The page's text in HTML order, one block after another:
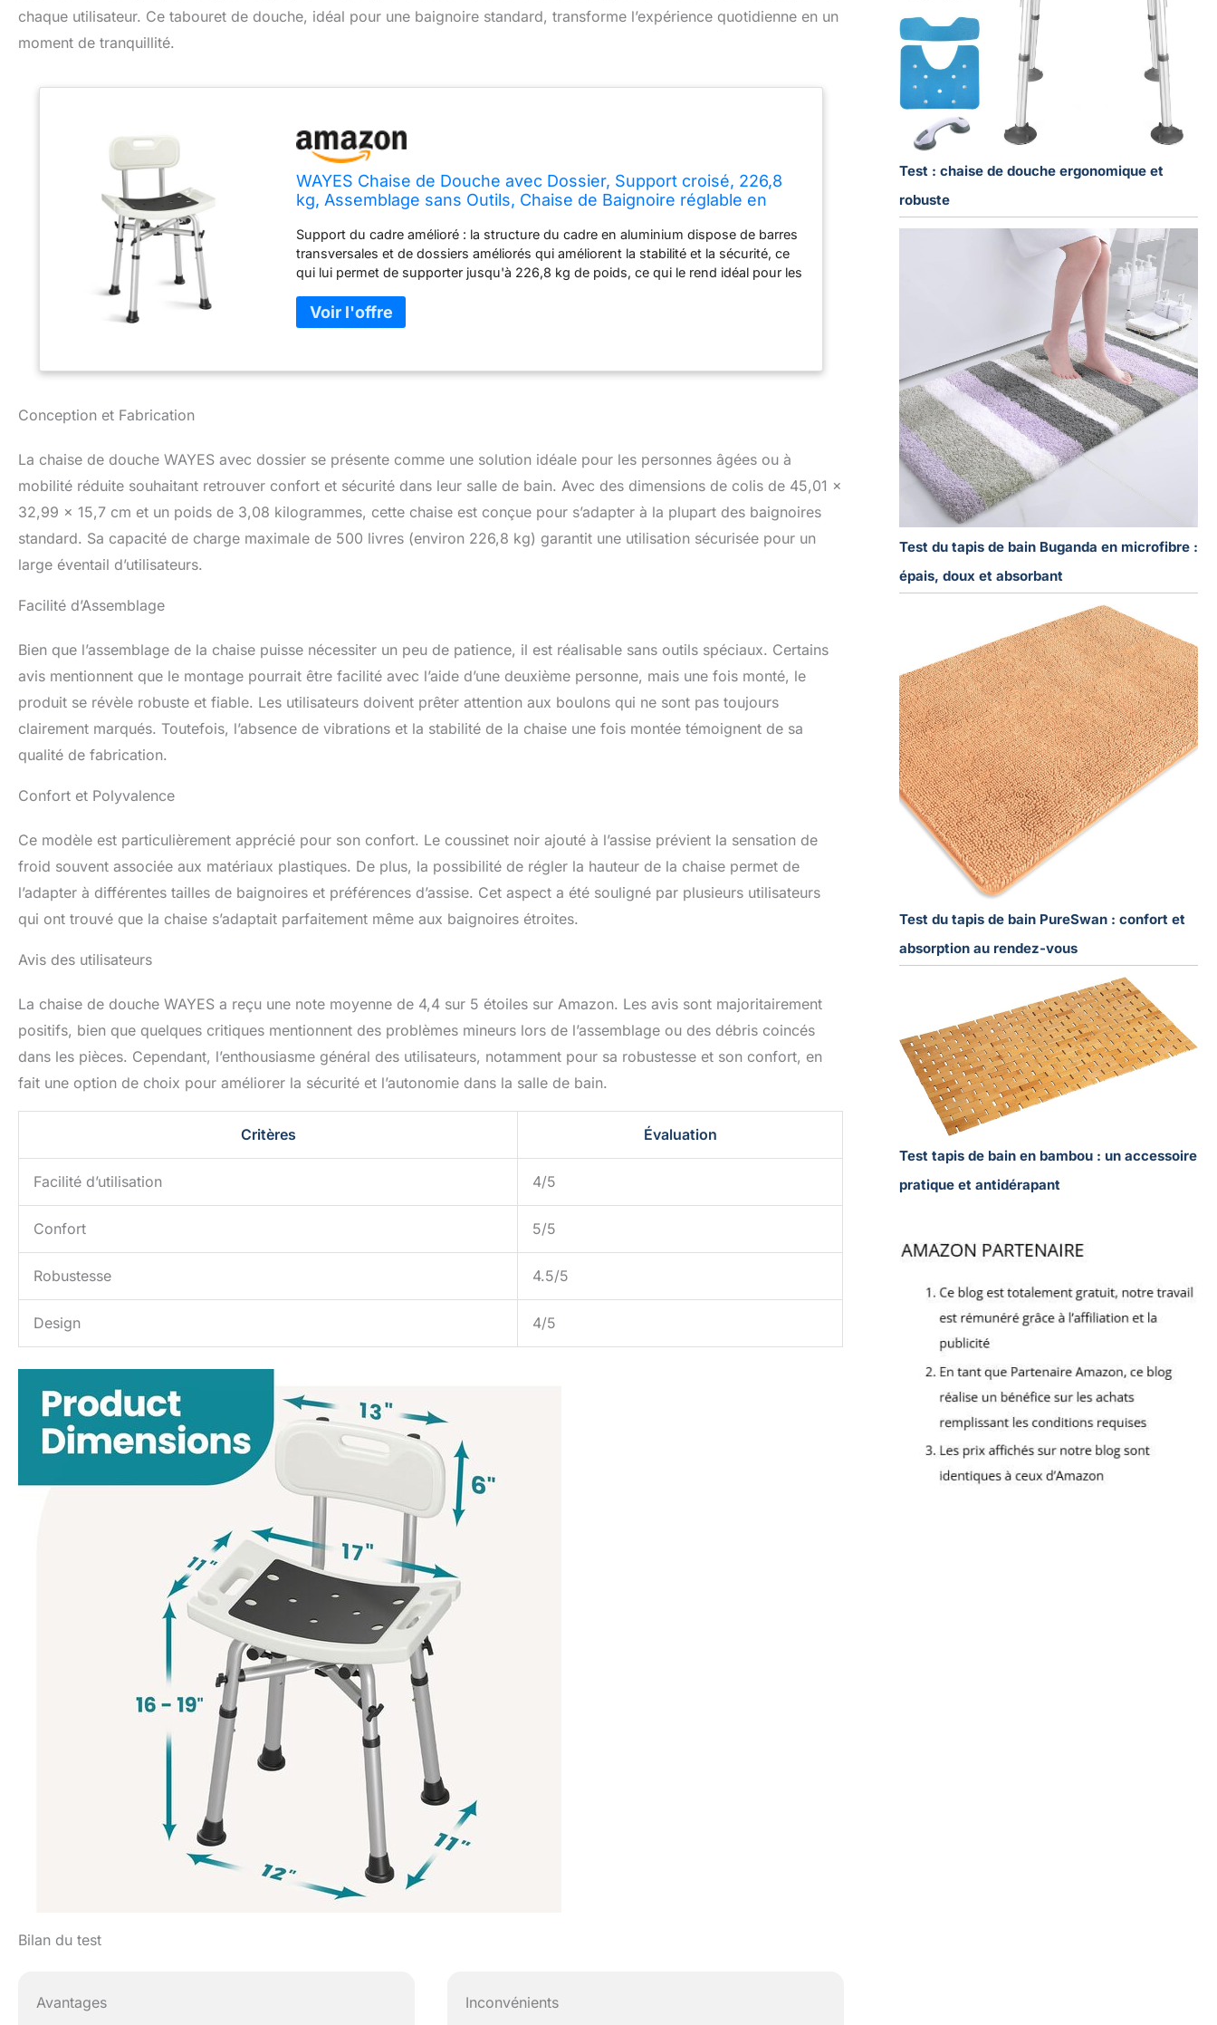
chaque utilisateur. Ce tabouret de douche, idéal pour une baignoire standard, transforme l’expérience quotidienne en un
moment de tranquillité.
WAYES Chaise de Douche avec Dossier, Support croisé, 226,8
kg, Assemblage sans Outils, Chaise de Baignoire réglable en
pour Baignoire Standard
Support du cadre amélioré : la structure du cadre en aluminium dispose de barres
transversales et de dossiers améliorés qui améliorent la stabilité et la sécurité, ce
qui lui permet de supporter jusqu'à 226,8 kg de poids, ce qui le rend idéal pour les
ce design compact et peu encombrant est parfait pour les petites salles de bains
et baignoires, ce qui le rend idéal pour maximiser l'espace limité. Tabouret de
les personnes handicapées et les personnes à mobilité réduite, offrant la solution
glissement pendant la douche. 【Assemblage sans outil】 Il peut être facilement
et rapidement assemblé en quelques minutes, sans avoir à utiliser d'outils. Avec
préférée.
Conception et Fabrication
La chaise de douche WAYES avec dossier se présente comme une solution idéale pour les personnes âgées ou à
mobilité réduite souhaitant retrouver confort et sécurité dans leur salle de bain. Avec des dimensions de colis de 45,01 x
32,99 x 15,7 cm et un poids de 3,08 kilogrammes, cette chaise est conçue pour s’adapter à la plupart des baignoires
standard. Sa capacité de charge maximale de 500 livres (environ 226,8 kg) garantit une utilisation sécurisée pour un
large éventail d’utilisateurs.
Facilité d’Assemblage
Bien que l’assemblage de la chaise puisse nécessiter un peu de patience, il est réalisable sans outils spéciaux. Certains
avis mentionnent que le montage pourrait être facilité avec l’aide d’une deuxième personne, mais une fois monté, le
produit se révèle robuste et fiable. Les utilisateurs doivent prêter attention aux boulons qui ne sont pas toujours
clairement marqués. Toutefois, l’absence de vibrations et la stabilité de la chaise une fois montée témoignent de sa
qualité de fabrication.
Confort et Polyvalence
Ce modèle est particulièrement apprécié pour son confort. Le coussinet noir ajouté à l’assise prévient la sensation de
froid souvent associée aux matériaux plastiques. De plus, la possibilité de régler la hauteur de la chaise permet de
l’adapter à différentes tailles de baignoires et préférences d’assise. Cet aspect a été souligné par plusieurs utilisateurs
qui ont trouvé que la chaise s’adaptait parfaitement même aux baignoires étroites.
Avis des utilisateurs
La chaise de douche WAYES a reçu une note moyenne de 4,4 sur 5 étoiles sur Amazon. Les avis sont majoritairement
positifs, bien que quelques critiques mentionnent des problèmes mineurs lors de l’assemblage ou des débris coincés
dans les pièces. Cependant, l’enthousiasme général des utilisateurs, notamment pour sa robustesse et son confort, en
fait une option de choix pour améliorer la sécurité et l’autonomie dans la salle de bain.
Critères Évaluation
Facilité d’utilisation 4/5
Confort 5/5
Robustesse 4.5/5
Design 4/5
Bilan du test
Avantages Inconvénients
Test : chaise de douche ergonomique et
robuste
Test du tapis de bain Buganda en microfibre :
épais, doux et absorbant
Test du tapis de bain PureSwan : confort et
absorption au rendez-vous
Test tapis de bain en bambou : un accessoire
pratique et antidérapant